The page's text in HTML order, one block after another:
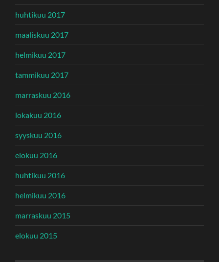
huhtikuu 2017
maaliskuu 2017
helmikuu 2017
tammikuu 2017
marraskuu 2016
lokakuu 2016
syyskuu 2016
elokuu 2016
huhtikuu 2016
helmikuu 2016
marraskuu 2015
elokuu 2015